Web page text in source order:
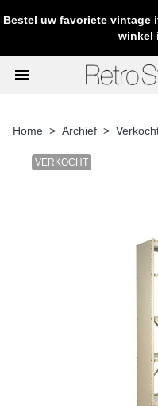
Bestel uw favoriete vintage
winkel
menu
Home Archief
VERKOCHT